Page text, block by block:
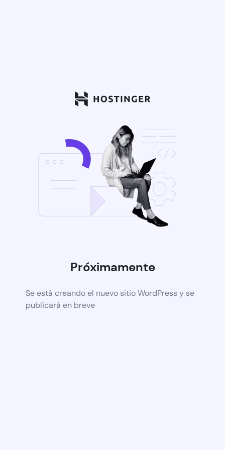
Próximamente
Se está creando el nuevo sitio WordPress y se
publicará en breve